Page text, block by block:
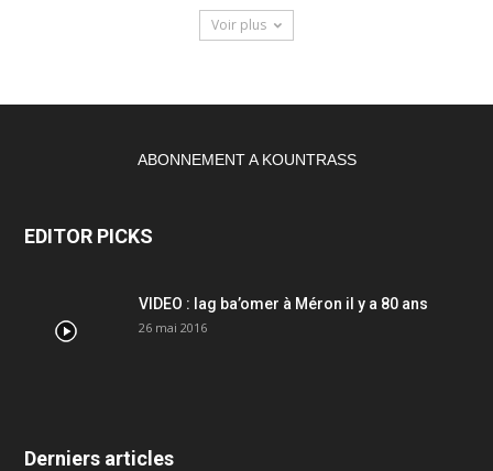
Voir plus
ABONNEMENT A KOUNTRASS
EDITOR PICKS
VIDEO : lag ba’omer à Méron il y a 80 ans
26 mai 2016
Derniers articles